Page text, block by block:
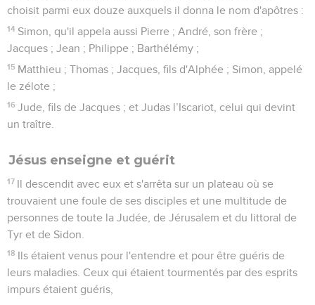
choisit parmi eux douze auxquels il donna le nom d'apôtres :
14 Simon, qu'il appela aussi Pierre ; André, son frère ;
Jacques ; Jean ; Philippe ; Barthélémy ;
15 Matthieu ; Thomas ; Jacques, fils d'Alphée ; Simon, appelé
le zélote ;
16 Jude, fils de Jacques ; et Judas l’Iscariot, celui qui devint
un traître.
Jésus enseigne et guérit
17 Il descendit avec eux et s'arrêta sur un plateau où se
trouvaient une foule de ses disciples et une multitude de
personnes de toute la Judée, de Jérusalem et du littoral de
Tyr et de Sidon.
18 Ils étaient venus pour l'entendre et pour être guéris de
leurs maladies. Ceux qui étaient tourmentés par des esprits
impurs étaient guéris,